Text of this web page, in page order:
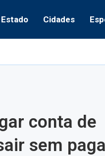
Estado Cidades
conta de
sem